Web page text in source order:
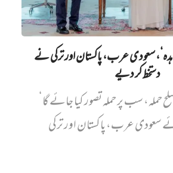
سعودی عرب، پاکستان اور ترکی نے
دستخط کر دیے
حملہ، سب پر حملہ تصور کیا جائے گا‘
سعودی عرب، پاکستان اور ترکی